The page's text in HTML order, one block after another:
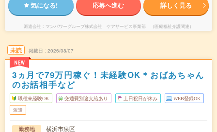
気になる! 応募へ進む 詳しく見る
派遣会社 マンパワーグループ株式会社 ケアサービス事業部 （医療福祉介護関連）
未読
NEW
掲載日 2026/08/07
3ヵ月で79万円稼ぐ！未経験OK＊おばあちゃん
のお話相手など
職種未経験OK 交通費別途支給あり 土日祝日が休み WEB登録OK
派遣
勤務地
横浜市泉区